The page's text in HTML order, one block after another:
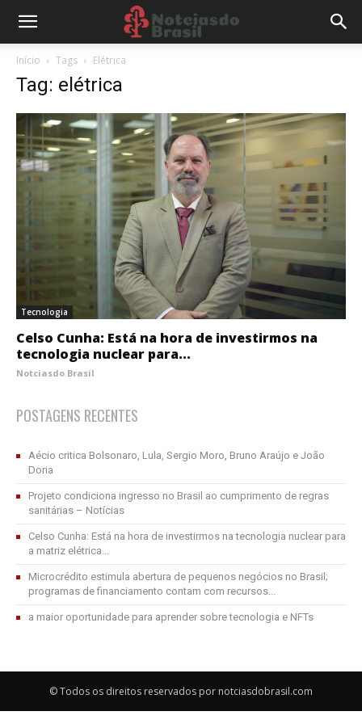
Início Tags Elétrica
Tag: elétrica
Tecnologia
Celso Cunha: Está na hora de investirmos na
tecnologia nuclear para...
Notciasdo Brasil
POSTAGENS RECENTES
Aécio critica Bolsonaro, Lula, Sergio Moro, Bruno Araújo e João
Doria
Projeto condiciona ingresso no Brasil ao cumprimento de regras
sanitárias – Notícias
Celso Cunha: Está na hora de investirmos na tecnologia nuclear para
a matriz elétrica...
Microcrédito estimula abertura de pequenos negócios no Brasil;
programas de financiamento contam com recursos...
a maior oportunidade para aprender sobre tecnologia e NFTs
© Todos os direitos reservados por notciasdobrasil.com